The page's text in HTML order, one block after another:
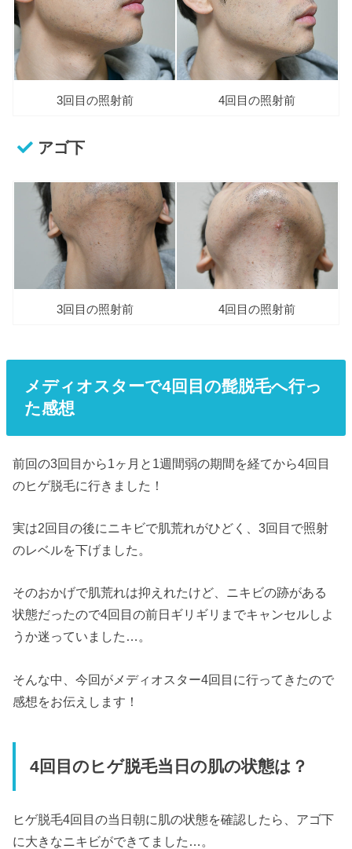
3回目の照射前 4回目の照射前
アゴ下
3回目の照射前 4回目の照射前
メディオスターで4回目の髭脱毛へ行っ
た感想
前回の3回目から1ヶ月と1週間弱の期間を経てから4回目
のヒゲ脱毛に行きました！
実は2回目の後にニキビで肌荒れがひどく、3回目で照射
のレベルを下げました。
そのおかげで肌荒れは抑えれたけど、ニキビの跡がある
状態だったので4回目の前日ギリギリまでキャンセルしよ
うか迷っていました…。
そんな中、今回がメディオスター4回目に行ってきたので
感想をお伝えします！
4回目のヒゲ脱毛当日の肌の状態は？
ヒゲ脱毛4回目の当日朝に肌の状態を確認したら、アゴ下
に大きなニキビができてました…。